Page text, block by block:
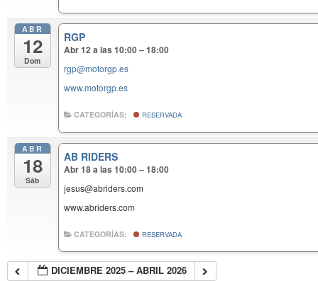
ABR
12
Dom
RGP
Abr 12 a las 10:00 – 18:00
rgp@motorgp.es
www.motorgp.es
CATEGORÍAS: RESERVADA
ABR
18
Sáb
AB RIDERS
Abr 18 a las 10:00 – 18:00
jesus@abriders.com
www.abriders.com
CATEGORÍAS: RESERVADA
DICIEMBRE 2025 – ABRIL 2026